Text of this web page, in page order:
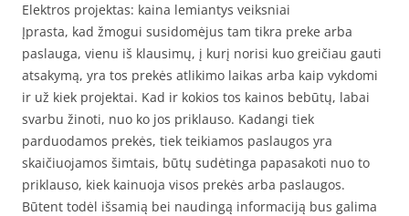
Elektros projektas: kaina lemiantys veiksniai
Įprasta, kad žmogui susidomėjus tam tikra preke arba
paslauga, vienu iš klausimų, į kurį norisi kuo greičiau gauti
atsakymą, yra tos prekės atlikimo laikas arba kaip vykdomi
ir už kiek projektai. Kad ir kokios tos kainos bebūtų, labai
svarbu žinoti, nuo ko jos priklauso. Kadangi tiek
parduodamos prekės, tiek teikiamos paslaugos yra
skaičiuojamos šimtais, būtų sudėtinga papasakoti nuo to
priklauso, kiek kainuoja visos prekės arba paslaugos.
Būtent todėl išsamią bei naudingą informaciją bus galima